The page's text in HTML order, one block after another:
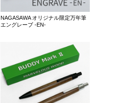
NAGASAWA オリジナル限定万年筆
エングレーブ -EN-